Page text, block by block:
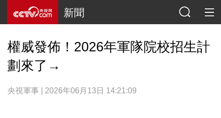
新聞
權威發佈！2026年軍隊院校招生計
劃來了→
央視軍事 | 2026年06月13日 14:21:09